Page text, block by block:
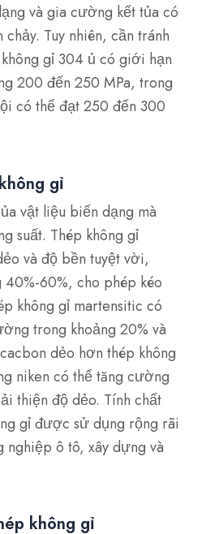
và gia cường kết tủa có
Tuy nhiên, cần tránh
gỉ 304 ủ có giới hạn
200 đến 250 MPa, trong
có thể đạt 250 đến 300
gỉ
vật liệu biến dạng mà
suất. Thép không gỉ
và độ bền tuyệt vời,
60%, cho phép kéo
không gỉ martensitic có
trong khoảng 20% và
dẻo hơn thép không
niken có thể tăng cường
thiện độ dẻo. Tính chất
gỉ được sử dụng rộng rãi
nghiệp ô tô, xây dựng và
không gỉ